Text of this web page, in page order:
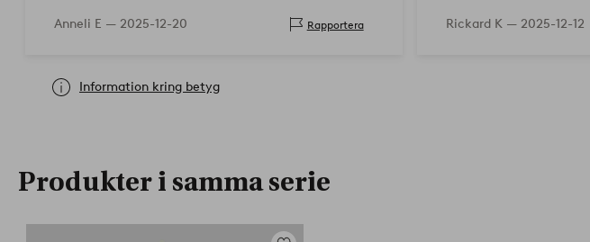
Anneli E — 2025-12-20 Rapportera Rickard K — 2025-12-12
Information kring betyg
Produkter i samma serie